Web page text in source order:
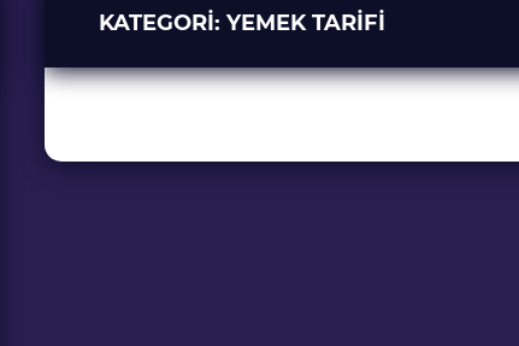
KATEGORI: YEMEK TARIFI